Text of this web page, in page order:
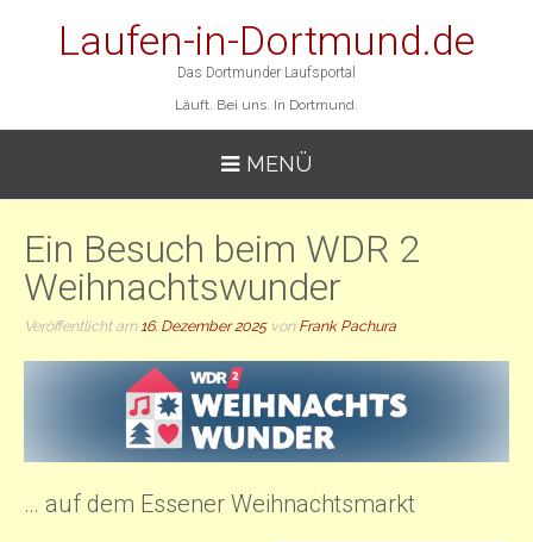
Laufen-in-Dortmund.de
Das Dortmunder Laufsportal
Läuft. Bei uns. In Dortmund.
MENÜ
Ein Besuch beim WDR 2
Weihnachtswunder
Veröffentlicht am 16. Dezember 2025von Frank Pachura
… auf dem Essener Weihnachtsmarkt